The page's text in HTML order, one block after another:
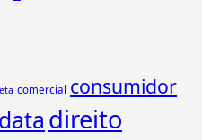
comercial consumidor
data direito